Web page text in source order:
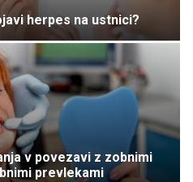
herpes na ustnici?
v povezavi z zobnimi
prevlekami